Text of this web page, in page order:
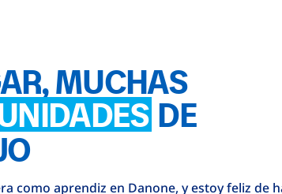
MUCHAS
DE
como aprendiz en Danone, y estoy feliz de